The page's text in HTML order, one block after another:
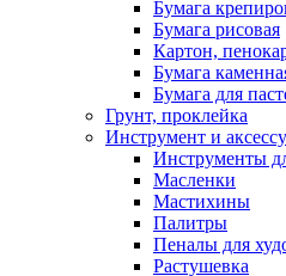
Бумага
Бумага рисовая
Картон,
Бумага
Бумага для
Грунт, проклейка
Инструмент и
Инструменты
Масленки
Мастихины
Палитры
Пеналы для
Растушевка